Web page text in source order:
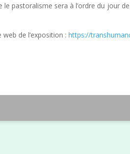
pastoralisme sera à l’ordre du jour
de l’exposition : https://